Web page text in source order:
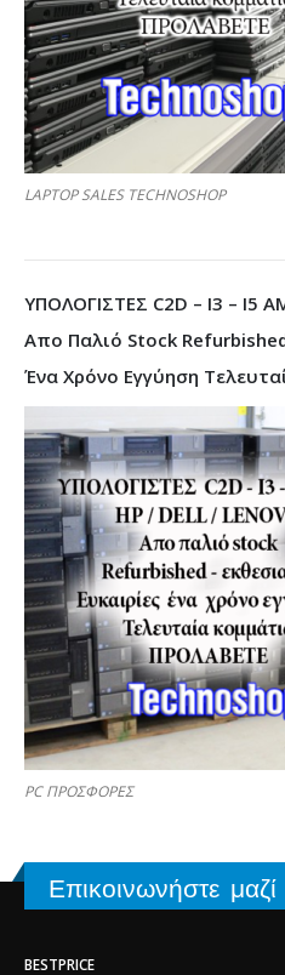
LAPTOP SALES TECHNOSHOP
ΥΠΟΛΟΓΙΣΤΕΣ C2D – I3 – I5
Απο Παλιό Stock Refurbished
Ένα Χρόνο Εγγύηση
PC ΠΡΟΣΦΟΡΕΣ
Επικοινωνήστε
BESTPRICE